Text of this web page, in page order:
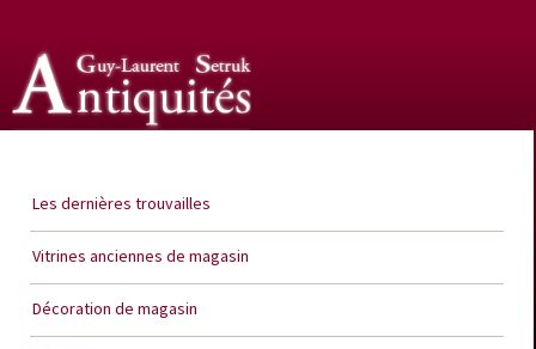
Les dernières trouvailles
Vitrines anciennes de magasin
Décoration de magasin